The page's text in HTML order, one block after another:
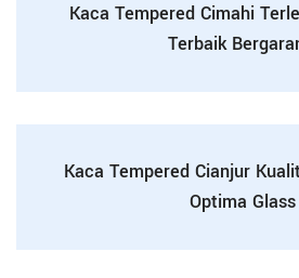
Kaca Tempered Cimahi
Terbaik
Kaca Tempered Cianjur
Optima Glass